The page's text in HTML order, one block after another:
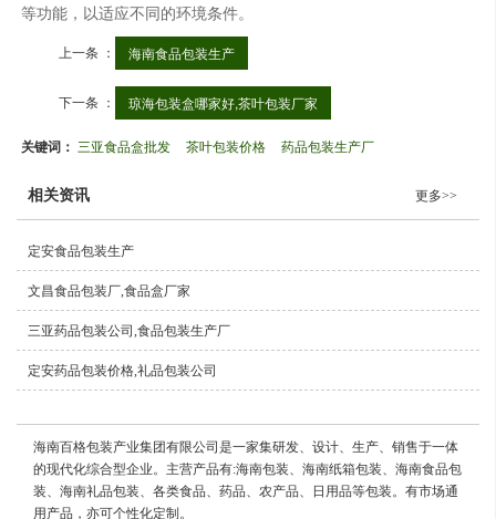
等功能，以适应不同的环境条件。
上一条 ： 海南食品包装生产
下一条 ： 琼海包装盒哪家好,茶叶包装厂家
关键词：三亚食品盒批发 茶叶包装价格 药品包装生产厂
相关资讯 更多>>
定安食品包装生产
文昌食品包装厂,食品盒厂家
三亚药品包装公司,食品包装生产厂
定安药品包装价格,礼品包装公司
海南百格包装产业集团有限公司是一家集研发、设计、生产、销售于一体
的现代化综合型企业。主营产品有:海南包装、海南纸箱包装、海南食品包
装、海南礼品包装、各类食品、药品、农产品、日用品等包装。有市场通
用产品，亦可个性化定制。